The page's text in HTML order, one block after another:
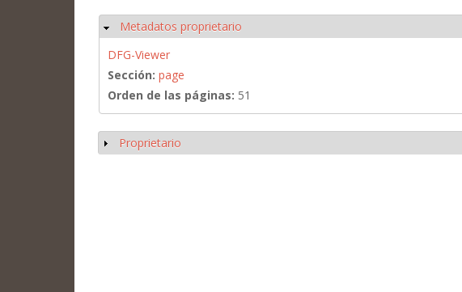
Ocultar
Metadatos proprietario
DFG-Viewer
Sección: page
Orden de las páginas: 51
Mostrar
Proprietario